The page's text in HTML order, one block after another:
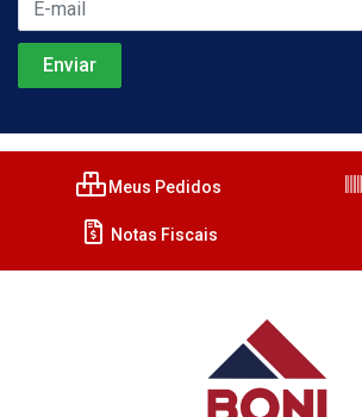
Meus Pedidos
Notas Fiscais